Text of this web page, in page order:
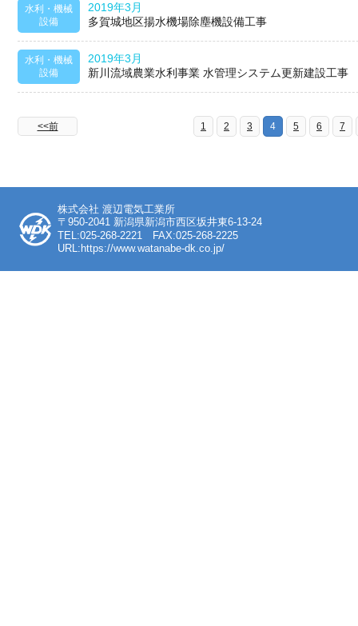
水利・機械
設備
2019年3月
多賀城地区揚水機場除塵機設備工事
水利・機械
設備
2019年3月
新川流域農業水利事業 水管理システム更新建設工事
<<前 1 2 3 4 5 6 7
株式会社 渡辺電気工業所
〒950-2041 新潟県新潟市西区坂井東6-13-24
TEL:025-268-2221 FAX:025-268-2225
URL:https://www.watanabe-dk.co.jp/